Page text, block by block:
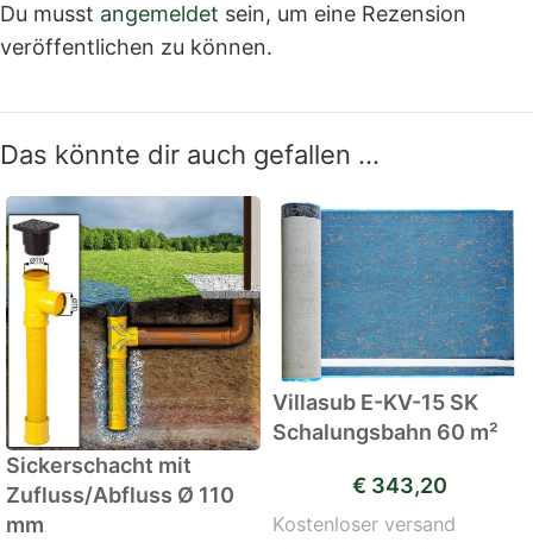
Du musst angemeldet sein, um eine Rezension
veröffentlichen zu können.
Das könnte dir auch gefallen …
Sickerschacht mit
Zufluss/Abfluss Ø 110
mm
Villasub E-KV-15 SK
Schalungsbahn 60 m²
€ 343,20
Kostenloser versand